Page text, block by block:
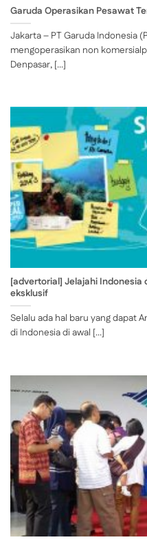
Garuda Operasikan Pesawat
Jakarta – PT Garuda Indonesia
mengoperasikan non
Denpasar, [...]
[advertorial] Jelajahi Indonesia
eksklusif
Selalu ada hal baru yang dapat
di Indonesia di awal [...]